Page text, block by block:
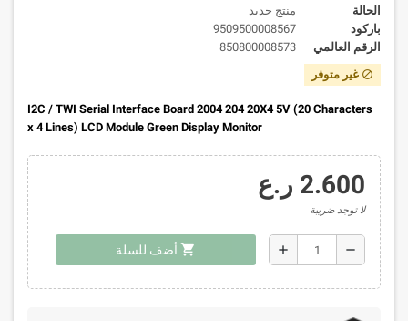
الحالة
منتج جديد
باركود
9509500008567
الرقم العالمي
850800008573
block غير متوفر
I2C / TWI Serial Interface Board 2004 204 20X4 5V (20 Characters
x 4 Lines) LCD Module Green Display Monitor
2.600 ر.ع
لا توجد ضريبة
remove
add
shopping_cart أضف للسلة